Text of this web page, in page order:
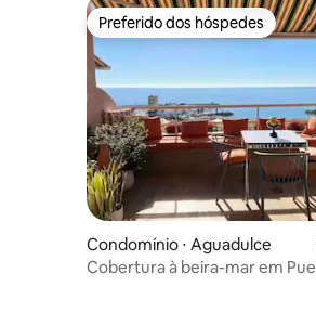
Preferido dos hóspedes
Preferido dos hóspedes
Condomínio ⋅ Aguadulce
Cobertura à beira-mar em